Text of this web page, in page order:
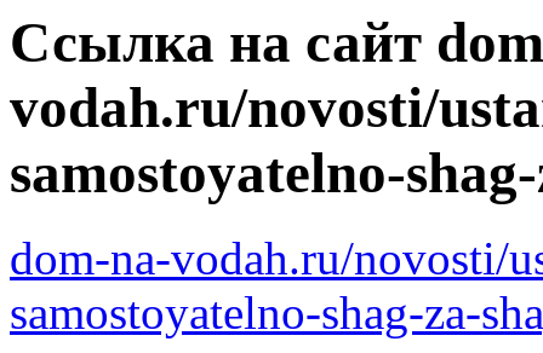
Ссылка на сайт
vodah.ru/novosti/
samostoyatelno-
dom-na-vodah.ru/novosti/
samostoyatelno-shag-za-